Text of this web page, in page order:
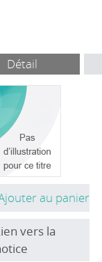
Détail
au panier
vers la